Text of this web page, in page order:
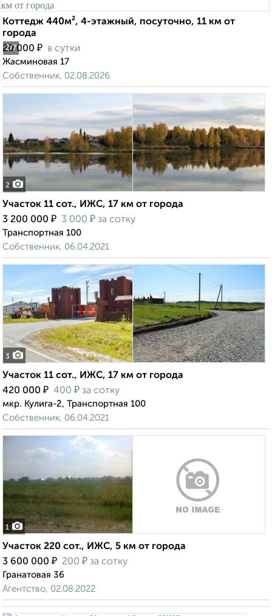
2/7
Коттедж 440м², 4-этажный, посуточно, 11 км от
города
20 000 ₽ в сутки
Жасминовая 17
Собственник, 02.08.2026
2
Участок 11 сот., ИЖС, 17 км от города
3 200 000 ₽ 3 000 ₽ за сотку
Транспортная 100
Собственник, 06.04.2021
3
Участок 11 сот., ИЖС, 17 км от города
420 000 ₽ 400 ₽ за сотку
мкр. Кулига-2, Транспортная 100
Собственник, 06.04.2021
1
Участок 220 сот., ИЖС, 5 км от города
3 600 000 ₽ 200 ₽ за сотку
Гранатовая 36
Агентство, 02.08.2022